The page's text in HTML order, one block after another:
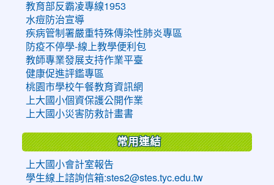
教育部反霸凌專線1953
水痘防治宣導
疾病管制署嚴重特殊傳染性肺炎專區
防疫不停學-線上教學便利包
教師專業發展支持作業平臺
健康促進評鑑專區
桃園市學校午餐教育資訊網
上大國小個資保護公開作業
上大國小災害防救計畫書
常用連結
上大國小會計室報告
學生線上諮詢信箱:stes2@stes.tyc.edu.tw